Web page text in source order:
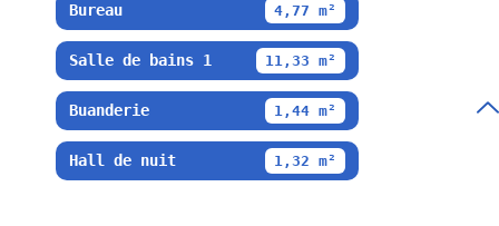
Bureau 4,77 m²
Salle de bains 1 11,33 m²
Buanderie 1,44 m²
Hall de nuit 1,32 m²